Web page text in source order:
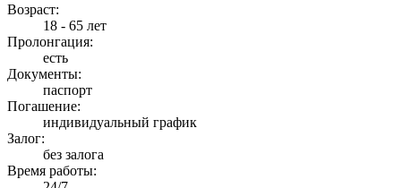
Возраст:
18 - 65 лет
Пролонгация:
есть
Документы:
паспорт
Погашение:
индивидуальный график
Залог:
без залога
Время работы: